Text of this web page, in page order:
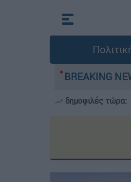
BREAKING
4χρονου στην Πάρο -
δημοφιλές τώρα: